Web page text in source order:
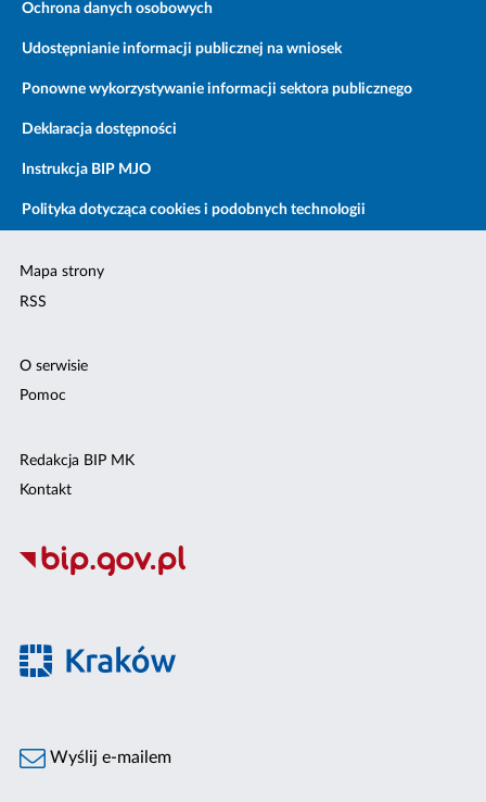
Ochrona danych osobowych
Udostępnianie informacji publicznej na wniosek
Ponowne wykorzystywanie informacji sektora publicznego
Deklaracja dostępności
Instrukcja BIP MJO
Polityka dotycząca cookies i podobnych technologii
Mapa strony
RSS
O serwisie
Pomoc
Redakcja BIP MK
Kontakt
Wyślij e-mailem